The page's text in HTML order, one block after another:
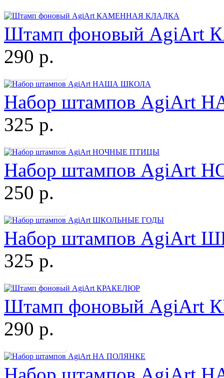
Штамп фоновый
290 р.
Набор штампов
325 р.
Набор штампов
250 р.
Набор штампов
325 р.
Штамп фоновый AgiArt
290 р.